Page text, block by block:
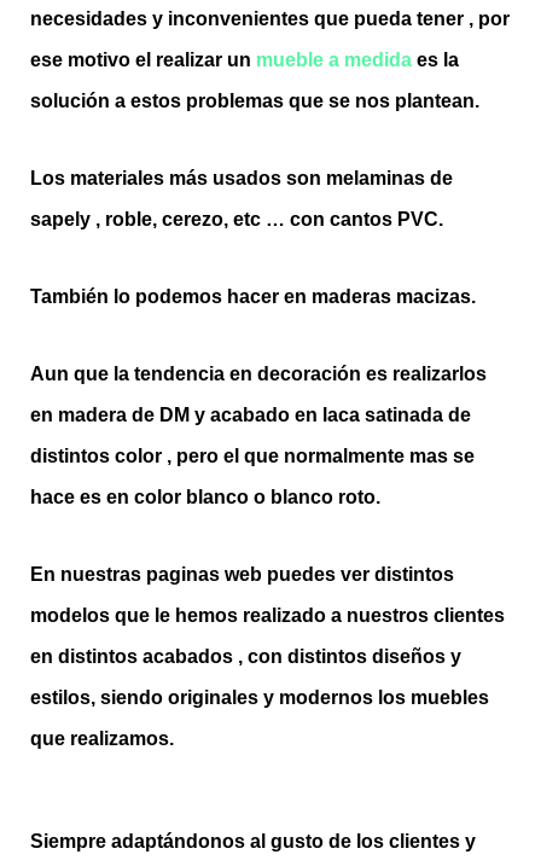
necesidades y inconvenientes que pueda tener , por
ese motivo el realizar un mueble a medida es la
solución a estos problemas que se nos plantean.
Los materiales más usados son melaminas de
sapely , roble, cerezo, etc … con cantos PVC.
También lo podemos hacer en maderas macizas.
Aun que la tendencia en decoración es realizarlos
en madera de DM y acabado en laca satinada de
distintos color , pero el que normalmente mas se
hace es en color blanco o blanco roto.
En nuestras paginas web puedes ver distintos
modelos que le hemos realizado a nuestros clientes
en distintos acabados , con distintos diseños y
estilos, siendo originales y modernos los muebles
que realizamos.
Siempre adaptándonos al gusto de los clientes y